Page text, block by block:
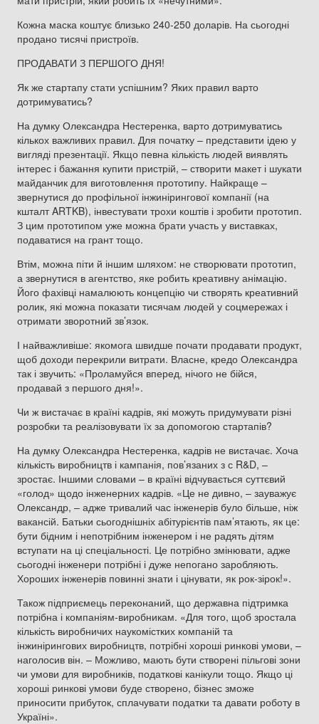
Кожна маска коштує близько 240-250 доларів. На сьогодні
продано тисячі пристроїв.
ПРОДАВАТИ З ПЕРШОГО ДНЯ!
Як же стартапу стати успішним? Яких правил варто
дотримуватись?
На думку Олександра Нестеренка, варто дотримуватись
кількох важливих правил. Для початку – представити ідею у
вигляді презентації. Якщо певна кількість людей виявлять
інтерес і бажання купити пристрій, – створити макет і шукати
майданчик для виготовлення прототипу. Найкраще –
звернутися до профільної інжинірингової компанії (на
кшталт ARTKB), інвестувати трохи коштів і зробити прототип.
З цим прототипом уже можна брати участь у виставках,
подаватися на грант тощо.
Втім, можна піти й іншим шляхом: не створювати прототип,
а звернутися в агентство, яке робить креативну анімацію.
Його фахівці намалюють концепцію чи створять креативний
ролик, які можна показати тисячам людей у соцмережах і
отримати зворотний зв’язок.
І найважливіше: якомога швидше почати продавати продукт,
щоб доходи перекрили витрати. Власне, кредо Олександра
так і звучить: «Проламуйся вперед, нічого не бійся,
продавай з першого дня!».
Чи ж вистачає в країні кадрів, які можуть придумувати різні
розробки та реалізовувати їх за допомогою стартапів?
На думку Олександра Нестеренка, кадрів не вистачає. Хоча
кількість виробництв і кампанія, пов’язаних з с R&D, –
зростає. Іншими словами – в країні відчувається суттєвий
«голод» щодо інженерних кадрів. «Це не дивно, – зауважує
Олександр, – адже тривалий час інженерів було більше, ніж
вакансій. Батьки сьогоднішніх абітурієнтів пам’ятають, як це:
бути бідним і непотрібним інженером і не радять дітям
вступати на ці спеціальності. Це потрібно змінювати, адже
сьогодні інженери потрібні і дуже непогано заробляють.
Хороших інженерів повинні знати і цінувати, як рок-зірок!».
Також підприємець переконаний, що державна підтримка
потрібна і компаніям-виробникам. «Для того, щоб зростала
кількість виробничих наукомістких компаній та
інжинірингових виробництв, потрібні хороші ринкові умови, –
наголосив він. – Можливо, мають бути створені пільгові зони
чи умови для виробників, податкові канікули тощо. Якщо ці
хороші ринкові умови буде створено, бізнес зможе
приносити прибуток, сплачувати податки та давати роботу в
Україні».